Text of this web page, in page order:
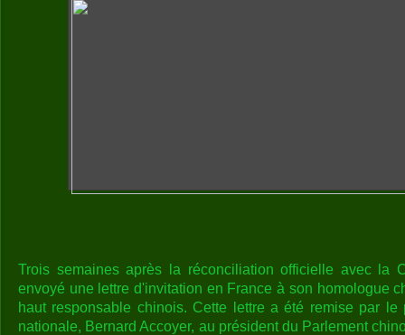
Trois semaines après la réconciliation officielle avec la
envoyé une lettre d'invitation en France à son homologue
haut responsable chinois. Cette lettre a été remise par le
nationale, Bernard Accoyer, au président du Parlement